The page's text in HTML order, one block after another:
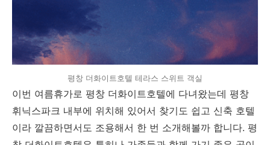
평창 더화이트호텔 테라스 스위트 객실
이번 여름휴가로 평창 더화이트호텔에 다녀왔는데 평창
휘닉스파크 내부에 위치해 있어서 찾기도 쉽고 신축 호텔
이라 깔끔하면서도 조용해서 한 번 소개해볼까 합니다. 평